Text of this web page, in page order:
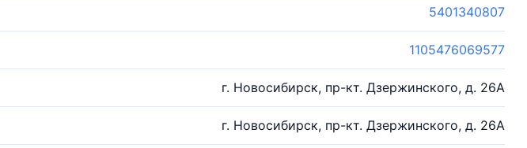
5401340807
1105476069577
г. Новосибирск, пр-кт. Дзержинского, д. 26А
г. Новосибирск, пр-кт. Дзержинского, д. 26А